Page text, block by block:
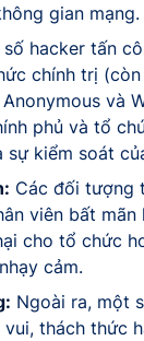
gian mạng.
hacker tấn
chính trị
và
phủ và tổ
sự kiểm soát
Các đối tượng
viên bất mãn
cho tổ chức
cảm.
Ngoài ra, một
thách thức